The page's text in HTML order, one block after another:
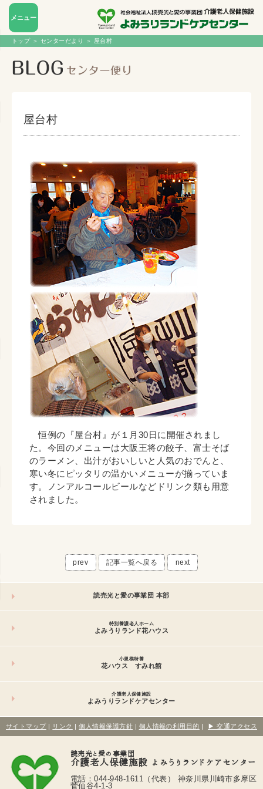
メニュー
トップ＞ センターだより ＞ 屋台村
屋台村
恒例の『屋台村』が１月30日に開催されまし
た。今回のメニューは大阪王将の餃子、富士そば
のラーメン、出汁がおいしいと人気のおでんと、
寒い冬にピッタリの温かいメニューが揃っていま
す。ノンアルコールビールなどドリンク類も用意
されました。
prev 記事一覧へ戻る next
読売光と愛の事業団 本部
特別養護老人ホーム
よみうりランド花ハウス
小規模特養
花ハウス すみれ館
介護老人保健施設
よみうりランドケアセンター
サイトマップ リンク |個人情報保護方針 個人情報の利用目的 ▶ 交通アクセス
読売光と愛の事業団
介護老人保健施設 よみうりランドケアセンター
電話：044-948-1611（代表） 神奈川県川崎市多摩区
菅仙谷4-1-3